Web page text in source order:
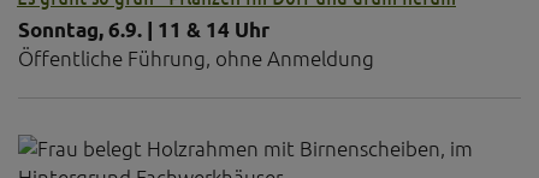
Sonntag, 6.9. | 11 & 14 Uhr
Öffentliche Führung, ohne Anmeldung